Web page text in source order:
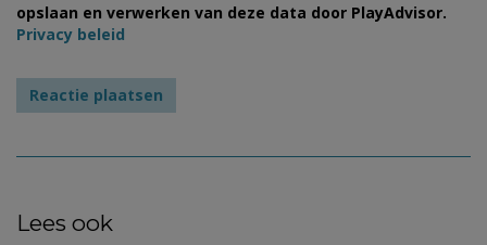
opslaan en verwerken van deze data door PlayAdvisor.
Privacy beleid
Lees ook